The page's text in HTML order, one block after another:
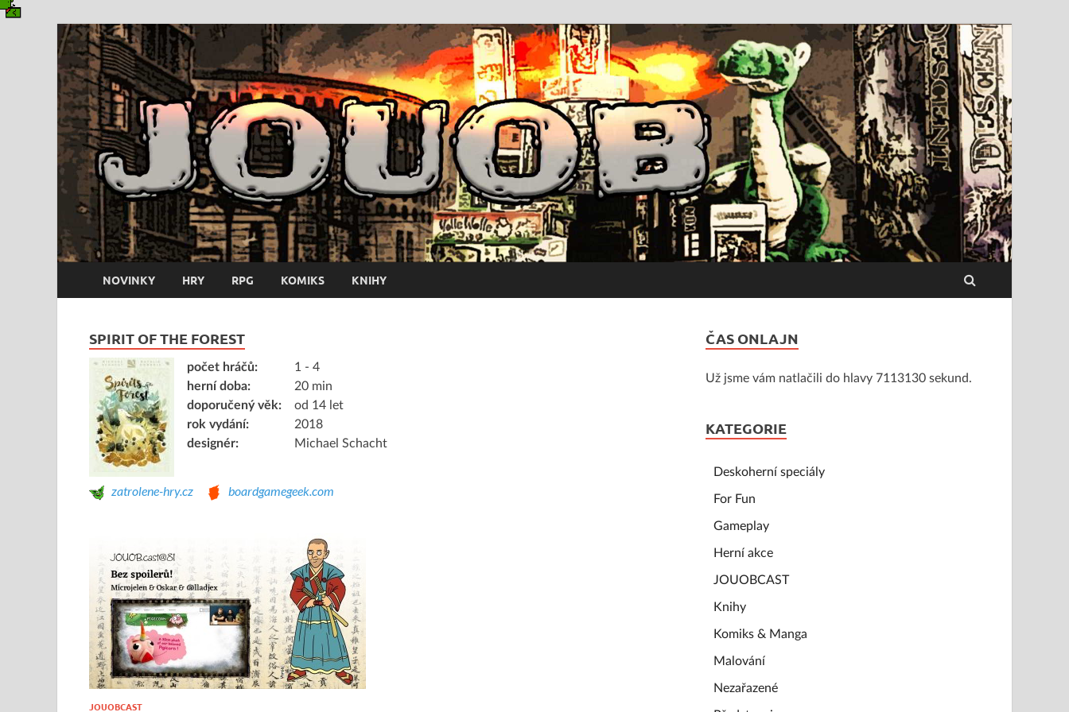
NOVINKY HRY RPG KOMIKS KNIHY
SPIRIT OF THE FOREST
počet hráčů:
1 - 4
herní doba:
20 min
doporučený věk:
od 14 let
rok vydání:
2018
designér:
Michael Schacht
zatrolene-hry.cz boardgamegeek.com
JOUOBCAST
ČAS ONLAJN
Už jsme vám natlačili do hlavy 7113130 sekund.
KATEGORIE
Deskoherní speciály
For Fun
Gameplay
Herní akce
JOUOBCAST
Knihy
Komiks & Manga
Malování
Nezařazené